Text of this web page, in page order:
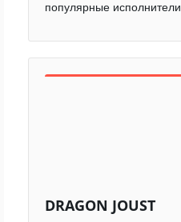
популярные исполнители.
DRAGON JOUST